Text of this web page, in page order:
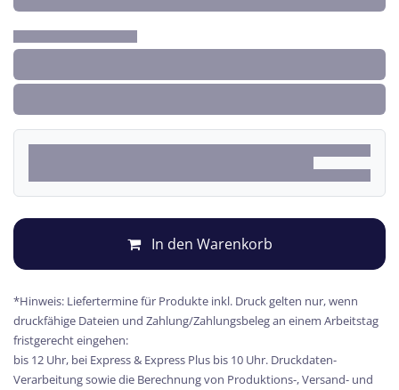
In den Warenkorb
*Hinweis: Liefertermine für Produkte inkl. Druck gelten nur, wenn
druckfähige Dateien und Zahlung/Zahlungsbeleg an einem Arbeitstag
fristgerecht eingehen:
bis 12 Uhr, bei Express & Express Plus bis 10 Uhr. Druckdaten-
Verarbeitung sowie die Berechnung von Produktions-, Versand- und